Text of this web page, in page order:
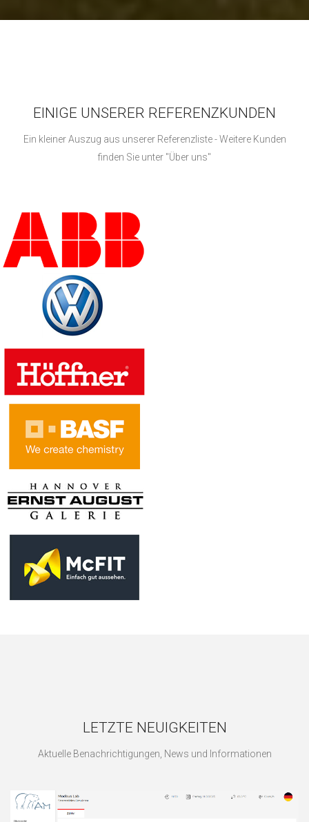
EINIGE UNSERER REFERENZKUNDEN
Ein kleiner Auszug aus unserer Referenzliste - Weitere Kunden
finden Sie unter "Über uns"
LETZTE NEUIGKEITEN
Aktuelle Benachrichtigungen, News und Informationen